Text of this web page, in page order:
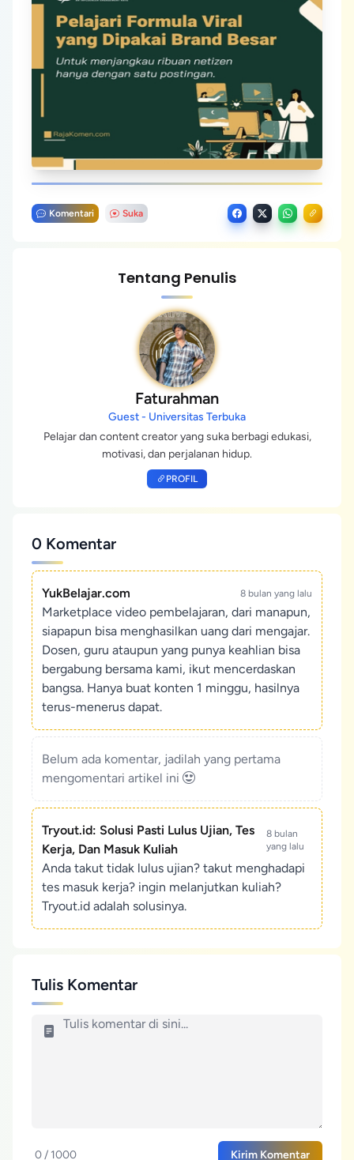
Komentari Suka
Tentang Penulis
Faturahman
Guest - Universitas Terbuka
Pelajar dan content creator yang suka berbagi edukasi,
motivasi, dan perjalanan hidup.
PROFIL
0 Komentar
YukBelajar.com 8 bulan yang lalu
Marketplace video pembelajaran, dari manapun,
siapapun bisa menghasilkan uang dari mengajar.
Dosen, guru ataupun yang punya keahlian bisa
bergabung bersama kami, ikut mencerdaskan
bangsa. Hanya buat konten 1 minggu, hasilnya
terus-menerus dapat.
Belum ada komentar, jadilah yang pertama
mengomentari artikel ini
Tryout.id: Solusi Pasti Lulus Ujian, Tes
Kerja, Dan Masuk Kuliah
8 bulan
yang lalu
Anda takut tidak lulus ujian? takut menghadapi
tes masuk kerja? ingin melanjutkan kuliah?
Tryout.id adalah solusinya.
Tulis Komentar
0 / 1000 Kirim Komentar